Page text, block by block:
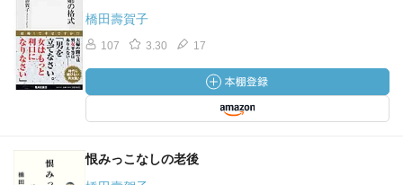
橋田壽賀子
107 3.30 17
恨みっこなしの老後